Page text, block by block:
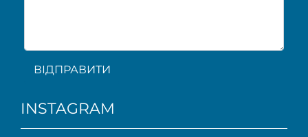
ВІДПРАВИТИ
INSTAGRAM